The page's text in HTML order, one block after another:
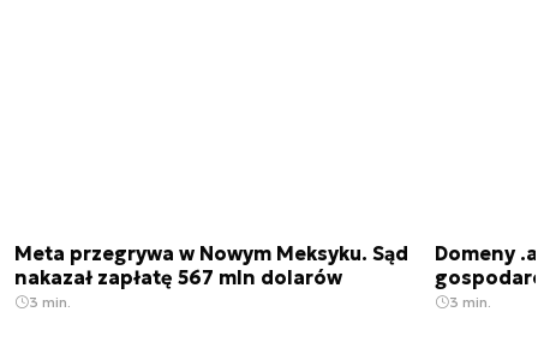
Meta przegrywa w Nowym Meksyku. Sąd
nakazał zapłatę 567 mln dolarów
3 min.
Domeny
3 min.